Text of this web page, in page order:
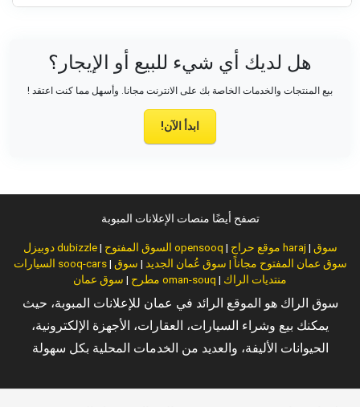
هل لديك أي شيء للبيع أو الإيجار؟
بيع المنتجات والخدمات الخاصة بك على الانترنت مجانا. وأسهل مما كنت اعتقد !
ابدأ الآن!
تصفح أيضًا منصات الإعلانات المبوبة
دوبيزل dubizzle| السوق المفتوح opensooq | موقع حراج haraj| سوق
السيارات sooq-cars| سوق عمان المفتوح مجاناً | سوق عُمان الجديد | سوق
مطرح | سوق عمان oman-souq | منتديات الراك
سوق الراك هو الموقع الرائد في عمان للإعلانات المبوبة، حيث
يمكنك بيع وشراء السيارات، العقارات، الأجهزة الإلكترونية،
الحيوانات الأليفة، والعديد من الخدمات المحلية بكل سهولة